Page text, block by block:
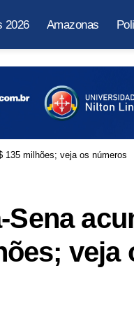
2026 Amazonas
135 milhões; veja os números
Sena
veja